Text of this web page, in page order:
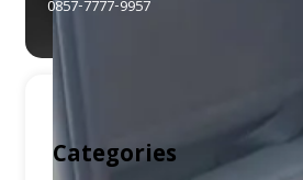
0857-7777-9957
Categories